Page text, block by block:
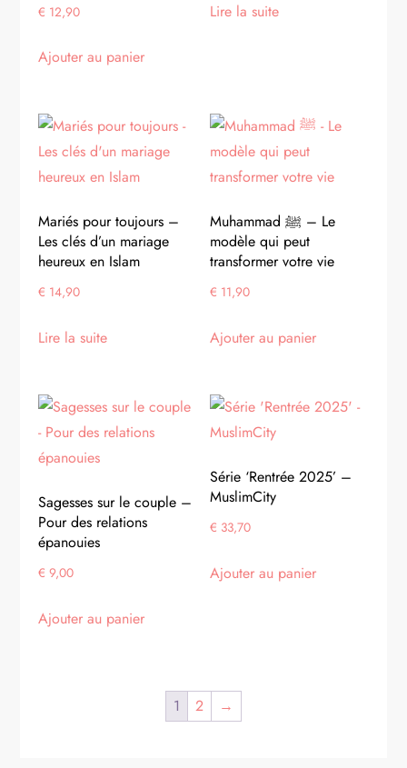
€ 12,90
Ajouter au panier
Lire la suite
Mariés pour toujours –
Les clés d’un mariage
heureux en Islam
€ 14,90
Lire la suite
Muhammad ﷺ – Le
modèle qui peut
transformer votre vie
€ 11,90
Ajouter au panier
Sagesses sur le couple –
Pour des relations
épanouies
€ 9,00
Ajouter au panier
Série ‘Rentrée 2025’ –
MuslimCity
€ 33,70
Ajouter au panier
1 2 →